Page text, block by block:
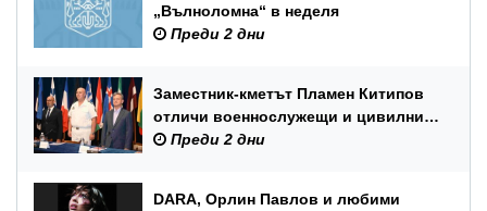
„Вълноломна“ в неделя
Преди 2 дни
Заместник-кметът Пламен Китипов
отличи военнослужещи и цивилни
служители по повод Празника на
Преди 2 дни
DARA, Орлин Павлов и любими